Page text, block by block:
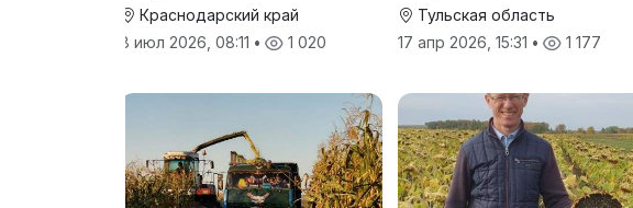
Краснодарский край
8 июл 2026, 08:11 • 1 020
Тульская область
17 апр 2026, 15:31 • 1 177